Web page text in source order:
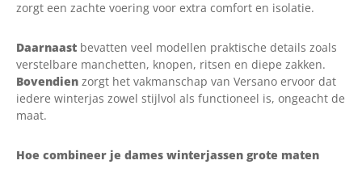
zorgt een zachte voering voor extra comfort en isolatie.
Daarnaast bevatten veel modellen praktische details zoals
verstelbare manchetten, knopen, ritsen en diepe zakken.
Bovendien zorgt het vakmanschap van Versano ervoor dat
iedere winterjas zowel stijlvol als functioneel is, ongeacht de
maat.
Hoe combineer je dames winterjassen grote maten